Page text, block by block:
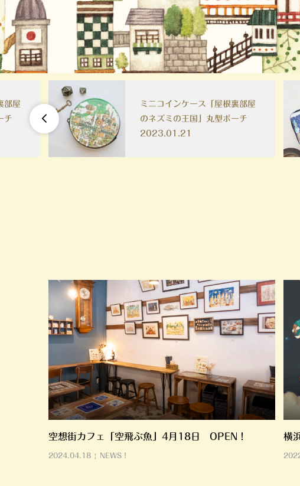

文学
ミニコイン&パスケース「おかし
の街～魔女の家とその後～」
2021.11.06
空想街カフェ「空飛ぶ魚」4月18日 OPEN！
2024.04.18 NEWS！
横